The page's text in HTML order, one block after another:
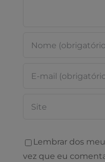
Lembrar dos
vez que eu